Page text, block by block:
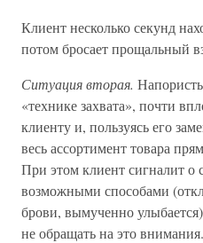
Клиент несколько секунд
потом бросает прощальный
Ситуация вторая.
«технике захвата», почти
клиенту и, пользуясь его
весь ассортимент товара
При этом клиент сигналит о
возможными способами
брови, вымученно
не обращать на это